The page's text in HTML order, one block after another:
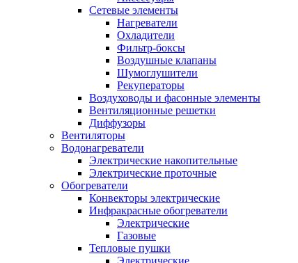
Сетевые элементы
Нагреватели
Охладители
Фильтр-боксы
Воздушные клапаны
Шумоглушители
Рекуператоры
Воздуховоды и фасонные элементы
Вентиляционные решетки
Диффузоры
Вентиляторы
Водонагреватели
Электрические накопительные
Электрические проточные
Обогреватели
Конвекторы электрические
Инфракрасные обогреватели
Электрические
Газовые
Тепловые пушки
Электрические